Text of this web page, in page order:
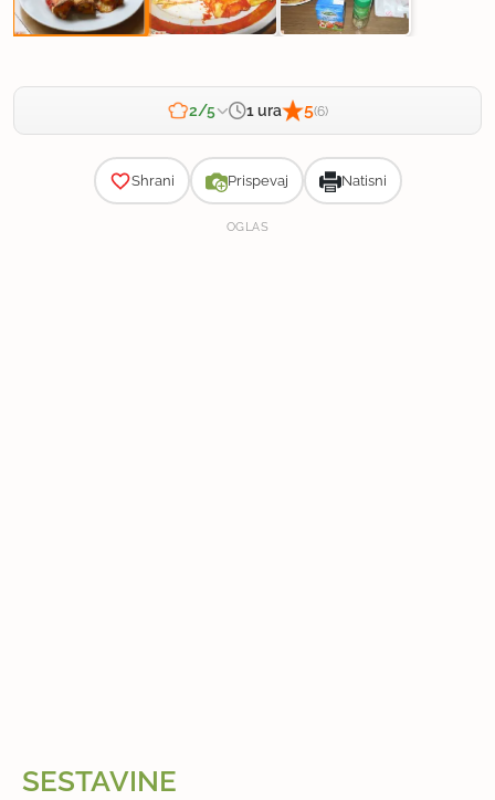
2/5 1 ura 5(6)
Shrani Prispevaj Natisni
OGLAS
SESTAVINE